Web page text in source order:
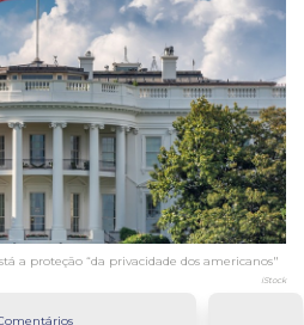
a proteção “da privacidade dos americanos"
iStock